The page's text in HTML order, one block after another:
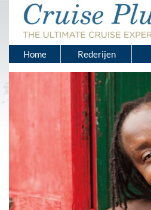
Home Rederijen